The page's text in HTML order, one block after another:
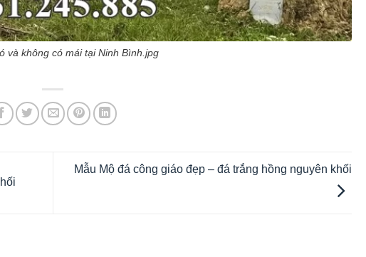
và không có mái tại Ninh Bình.jpg
Mẫu Mộ đá công giáo đẹp – đá trắng hồng nguyên khối